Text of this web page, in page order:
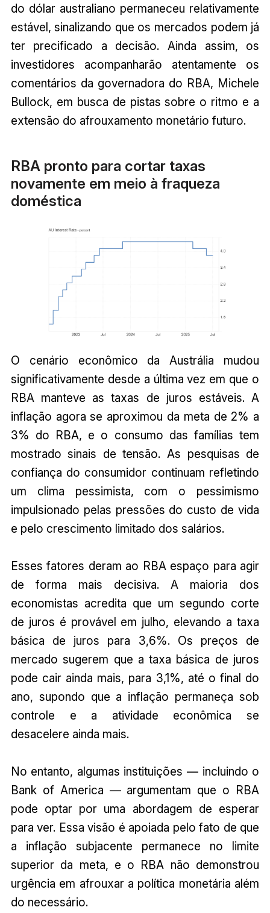
do dólar australiano permaneceu relativamente
estável, sinalizando que os mercados podem já
ter precificado a decisão. Ainda assim, os
investidores acompanharão atentamente os
comentários da governadora do RBA, Michele
Bullock, em busca de pistas sobre o ritmo e a
extensão do afrouxamento monetário futuro.
RBA pronto para cortar taxas
novamente em meio à fraqueza
doméstica
O cenário econômico da Austrália mudou
significativamente desde a última vez em que o
RBA manteve as taxas de juros estáveis. A
inflação agora se aproximou da meta de 2% a
3% do RBA, e o consumo das famílias tem
mostrado sinais de tensão. As pesquisas de
confiança do consumidor continuam refletindo
um clima pessimista, com o pessimismo
impulsionado pelas pressões do custo de vida
e pelo crescimento limitado dos salários.
Esses fatores deram ao RBA espaço para agir
de forma mais decisiva. A maioria dos
economistas acredita que um segundo corte
de juros é provável em julho, elevando a taxa
básica de juros para 3,6%. Os preços de
mercado sugerem que a taxa básica de juros
pode cair ainda mais, para 3,1%, até o final do
ano, supondo que a inflação permaneça sob
controle e a atividade econômica se
desacelere ainda mais.
No entanto, algumas instituições — incluindo o
Bank of America — argumentam que o RBA
pode optar por uma abordagem de esperar
para ver. Essa visão é apoiada pelo fato de que
a inflação subjacente permanece no limite
superior da meta, e o RBA não demonstrou
urgência em afrouxar a política monetária além
do necessário.